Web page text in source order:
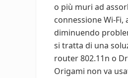
o più muri ad
connessione Wi-
diminuendo
si tratta di una
router 802.11n o
Origami non va